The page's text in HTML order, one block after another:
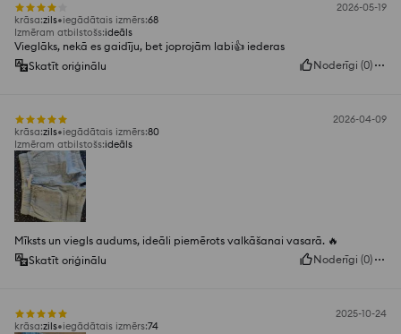
2026-05-19
krāsa:zils iegādātais izmērs:68
Izmēram atbilstošs:ideāls
Vieglāks, nekā es gaidīju, bet joprojām labi👍️ iederas
Skatīt oriģinālu
Noderīgi (0)
2026-04-09
krāsa:zils iegādātais izmērs:80
Izmēram atbilstošs:ideāls
Mīksts un viegls audums, ideāli piemērots valkāšanai vasarā. 🔥
Skatīt oriģinālu
Noderīgi (0)
2025-10-24
krāsa:zils iegādātais izmērs:74